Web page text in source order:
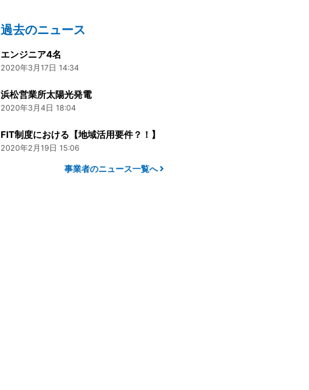
過去のニュース
エンジニア4名
2020年3月17日 14:34
浜松営業所太陽光発電
2020年3月4日 18:04
FIT制度における【地域活用要件？！】
2020年2月19日 15:06
事業者のニュース一覧へ